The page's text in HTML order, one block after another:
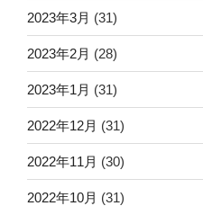
2023年3月 (31)
2023年2月 (28)
2023年1月 (31)
2022年12月 (31)
2022年11月 (30)
2022年10月 (31)